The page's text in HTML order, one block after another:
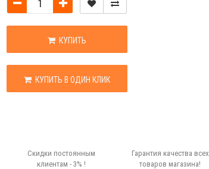
КУПИТЬ
КУПИТЬ В ОДИН КЛИК
Скидки постоянным
клиентам - 3% !
Гарантия качества всех
товаров магазина!